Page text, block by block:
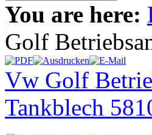
You are here:
Golf
Vw Golf
Tankblech